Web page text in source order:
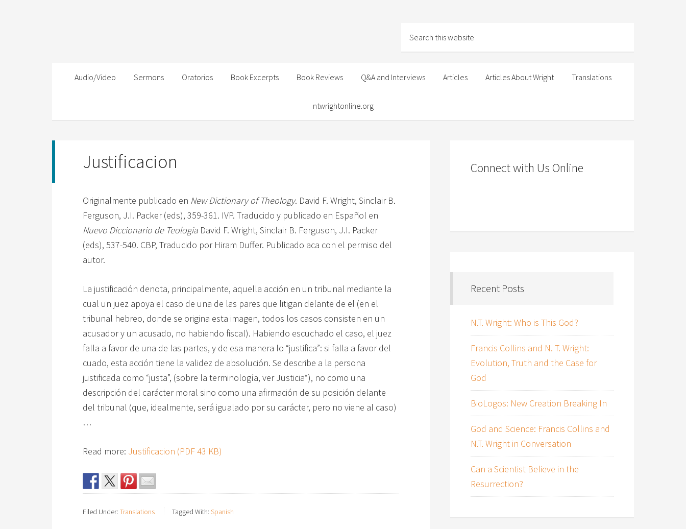
Audio/Video Sermons Oratorios Book Excerpts Book Reviews Q&A and Interviews Articles Articles About Wright Translations
ntwrightonline.org
Justificacion
Originalmente publicado en New Dictionary of Theology. David F. Wright, Sinclair B.
Ferguson, J.I. Packer (eds), 359-361. IVP. Traducido y publicado en Español en
Nuevo Diccionario de Teologia David F. Wright, Sinclair B. Ferguson, J.I. Packer
(eds), 537-540. CBP, Traducido por Hiram Duffer. Publicado aca con el permiso del
autor.
La justificación denota, principalmente, aquella acción en un tribunal mediante la
cual un juez apoya el caso de una de las pares que litigan delante de el (en el
tribunal hebreo, donde se origina esta imagen, todos los casos consisten en un
acusador y un acusado, no habiendo fiscal). Habiendo escuchado el caso, el juez
falla a favor de una de las partes, y de esa manera lo “justifica”: si falla a favor del
cuado, esta acción tiene la validez de absolución. Se describe a la persona
justificada como “justa”, (sobre la terminología, ver Justicia*), no como una
descripción del carácter moral sino como una afirmación de su posición delante
del tribunal (que, idealmente, será igualado por su carácter, pero no viene al caso)
…
Read more: Justificacion (PDF 43 KB)
Filed Under: Translations Tagged With: Spanish
Connect with Us Online
Recent Posts
N.T. Wright: Who is This God?
Francis Collins and N. T. Wright:
Evolution, Truth and the Case for
God
BioLogos: New Creation Breaking In
God and Science: Francis Collins and
N.T. Wright in Conversation
Can a Scientist Believe in the
Resurrection?